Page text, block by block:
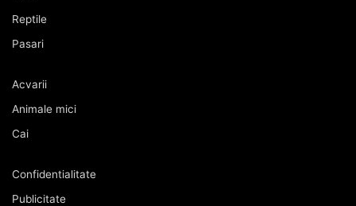
Reptile
Pasari
Acvarii
Animale mici
Cai
Confidentialitate
Publicitate